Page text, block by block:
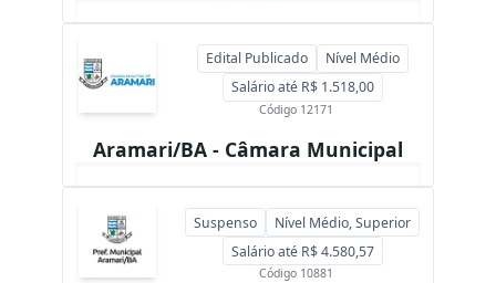
Edital Publicado
Nível Médio
Salário até R$ 1.518,00
Código 12171
Aramari/BA - Câmara Municipal
Suspenso
Nível Médio, Superior
Salário até R$ 4.580,57
Código 10881